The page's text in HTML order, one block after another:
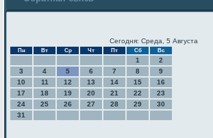
Сегодня: Среда, 5 Августа
Пн Вт Ср Чт Пт Сб Вс
1
2
3
4 5 6 7 8
9
10
11 12 13 14 15
16
17
18 19 20 21 22
23
24
25 26 27 28 29
30
31